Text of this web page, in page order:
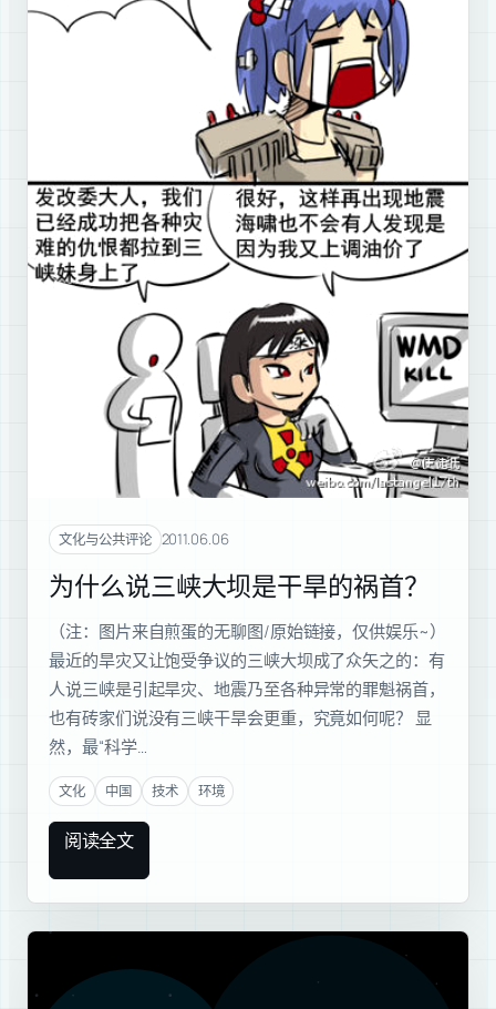
文化与公共评论 2011.06.06
为什么说三峡大坝是干旱的祸首？
（注：图片来自煎蛋的无聊图/原始链接，仅供娱乐~）
最近的旱灾又让饱受争议的三峡大坝成了众矢之的：有
人说三峡是引起旱灾、地震乃至各种异常的罪魁祸首，
也有砖家们说没有三峡干旱会更重，究竟如何呢？ 显
然，最“科学…
文化 中国 技术 环境
阅读全文